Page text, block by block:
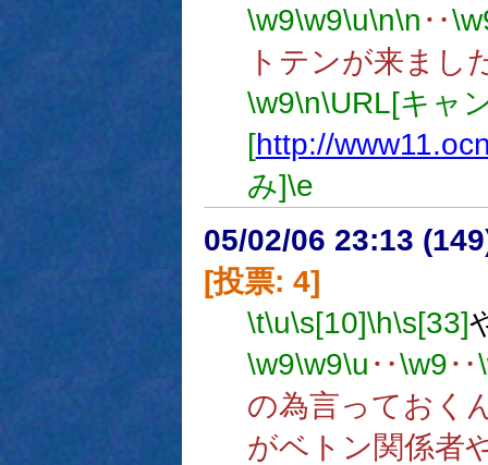
\w9\w9\u\n\n ‥
トテンが来まし
\w9\n\URL[キャ
[http://
み]\e
05/02/06 23:13
[投票: 4]
\t\u\s[10]\h\s[33]
\w9\w9\u ‥\w9‥
の為言っておく
がベトン関係者